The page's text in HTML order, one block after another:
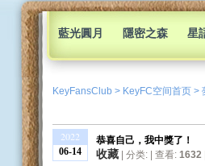
藍光圓月 隱密之森 星
KeyFansClub > KeyFC空间首页 >
2022
06-14
恭喜自己，我中獎了！
收藏 | 分类: | 查看: 1632